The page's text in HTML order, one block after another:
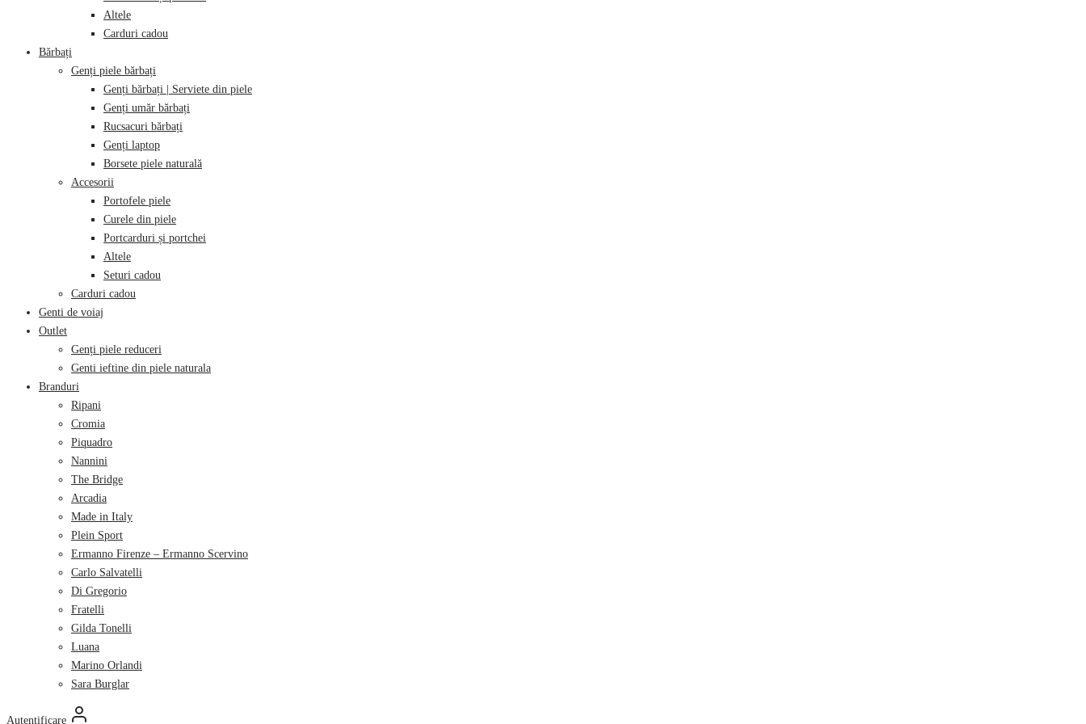
Altele
Carduri cadou
Bărbați
Genți piele bărbați
Genți bărbați | Serviete din piele
Genți umăr bărbați
Rucsacuri bărbați
Genți laptop
Borsete piele naturală
Accesorii
Portofele piele
Curele din piele
Portcarduri și portchei
Altele
Seturi cadou
Carduri cadou
Genti de voiaj
Outlet
Genți piele reduceri
Genti ieftine din piele naturala
Branduri
Ripani
Cromia
Piquadro
Nannini
The Bridge
Arcadia
Made in Italy
Plein Sport
Ermanno Firenze – Ermanno Scervino
Carlo Salvatelli
Di Gregorio
Fratelli
Gilda Tonelli
Luana
Marino Orlandi
Sara Burglar
Autentificare